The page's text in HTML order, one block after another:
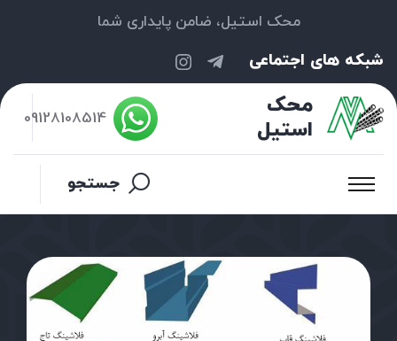
محک استیل، ضامن پایداری شما
شبکه های اجتماعی
محک
استیل
09128108514
جستجو